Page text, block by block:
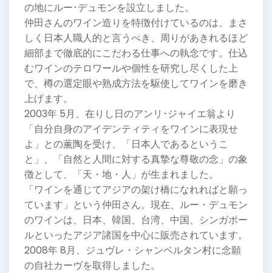
の地にルー･デュモンを設立しました。
仲田さんのワイン造りを特徴付けているのは、まさ
しく日本人職人的と言うべき、周りがあきれるほど
細部まで徹底的にこだわる仕事への執念です。仕込
むワインのテロワールや個性を研究し尽くした上
で、樽の選定眼や熟成方法を駆使してワインを磨き
上げます。
2003年 5月、在りし日のアンリ･ジャイエ翁より
「自分自身のアイデンティティをワインに表現せ
よ」との薫陶を受け、「日本人であるというこ
と」、「自然と人間に対する真摯な尊敬の念」の象
徴として、「天・地・人」が生まれました。
「ワインを通じてアジアの架け橋になれればと願っ
ています」という仲田さん。現在、ルー・デュモン
のワインは、日本、韓国、台湾、中国、シンガポー
ルといったアジア諸国を中心に販売されています。
2008年 8月、ジュヴレ・シャンベルタン村に念願
の自社カーヴを取得しました。